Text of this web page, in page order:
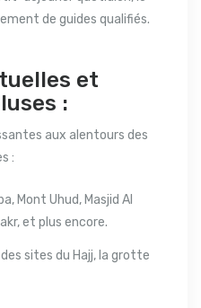
de guides qualifiés.
et
:
aux alentours des
:
Mont Uhud, Masjid Al
et plus encore.
sites du Hajj, la grotte